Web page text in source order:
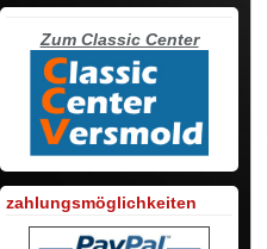
Zum Classic Center
zahlungsmöglichkeiten